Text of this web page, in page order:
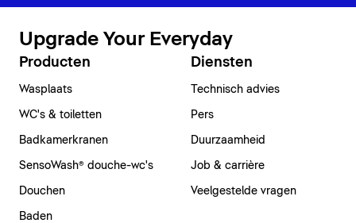
Upgrade Your Everyday
Producten
Wasplaats
WC's & toiletten
Badkamerkranen
SensoWash® douche-wc's
Douchen
Baden
Diensten
Technisch advies
Pers
Duurzaamheid
Job & carrière
Veelgestelde vragen